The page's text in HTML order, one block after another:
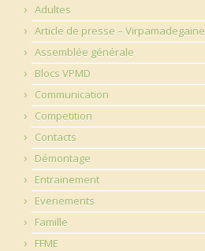
Adultes
Article de presse – Virpamadegaine
Assemblée générale
Blocs VPMD
Communication
Competition
Contacts
Démontage
Entrainement
Evenements
Famille
FFME